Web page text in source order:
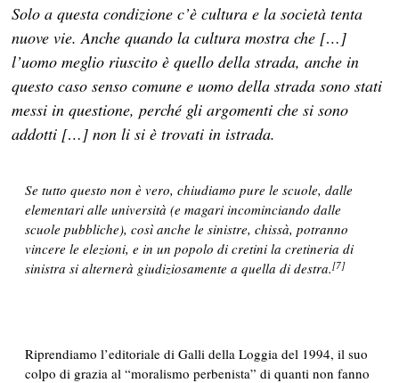
Solo a questa condizione c’è cultura e la società tenta
nuove vie. Anche quando la cultura mostra che […]
l’uomo meglio riuscito è quello della strada, anche in
questo caso senso comune e uomo della strada sono stati
messi in questione, perché gli argomenti che si sono
addotti […] non li si è trovati in istrada.
Se tutto questo non è vero, chiudiamo pure le scuole, dalle
elementari alle università (e magari incominciando dalle
scuole pubbliche), così anche le sinistre, chissà, potranno
vincere le elezioni, e in un popolo di cretini la cretineria di
sinistra si alternerà giudiziosamente a quella di destra.[7]
Riprendiamo l’editoriale di Galli della Loggia del 1994, il suo
colpo di grazia al “moralismo perbenista” di quanti non fanno